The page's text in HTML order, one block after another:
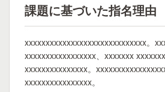
課題に基づいた指名理由
xxxxxxxxxxxxxxxxxxxxxxxxxxxxx。xxx
xxxxxxxxxxxxxxxxx、xxxxxxx
xxxxxxxxxxxxxxx。xxxxxxxxxxxxxxxxx
xxxxxxxxxxxxxxxx。